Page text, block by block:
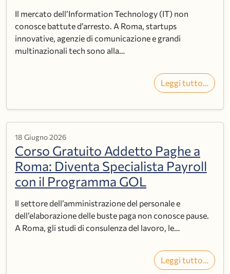
Il mercato dell’Information Technology (IT) non
conosce battute d’arresto. A Roma, startups
innovative, agenzie di comunicazione e grandi
multinazionali tech sono alla…
Leggi tutto…
18 Giugno 2026
Corso Gratuito Addetto Paghe a
Roma: Diventa Specialista Payroll
con il Programma GOL
Il settore dell’amministrazione del personale e
dell’elaborazione delle buste paga non conosce pause.
A Roma, gli studi di consulenza del lavoro, le…
Leggi tutto…